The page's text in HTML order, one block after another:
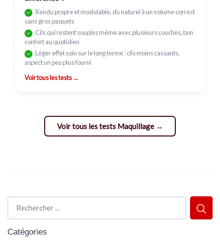
Rendu propre et modulable, du naturel à un volume correct
sans gros paquets
Cils qui restent souples même avec plusieurs couches, bon
confort au quotidien
Léger effet soin sur le long terme : cils moins cassants,
aspect un peu plus fourni
Voir tous les tests →
Voir tous les tests Maquillage →
Catégories